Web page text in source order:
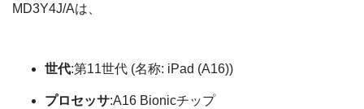
MD3Y4J/Aは、
世代:第11世代 (名称: iPad (A16))
プロセッサ:A16 Bionicチップ